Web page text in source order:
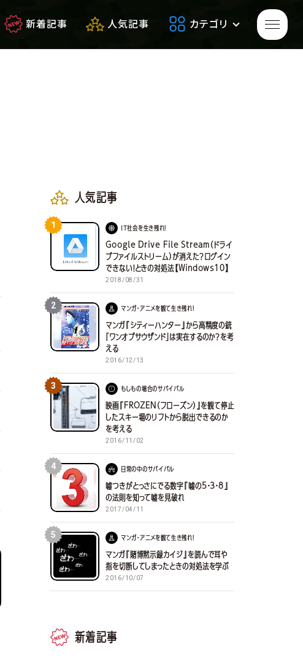
新着記事 人気記事 カテゴリ
サバゲーフィールドレビュー
人気記事
1 IT社会を生き残れ！
Google Drive File Stream（ドライ
ブファイルストリーム）が消えた？ログイン
できない！ときの対処法【Windows10】
2018/08/31
2 マンガ・アニメを観て生き残れ！
マンガ『シティーハンター』から高精度の銃
「ワンオブサウザンド」は実在するのか？を考
える
2016/12/13
3 もしもの場合のサバイバル
映画『FROZEN（フローズン）』を観て停止
したスキー場のリフトから脱出できるのか
を考える
2016/11/02
4 日常の中のサバイバル
嘘つきがとっさにでる数字『嘘の5・3・8』
の法則を知って嘘を見破れ
2017/04/11
5 マンガ・アニメを観て生き残れ！
マンガ『賭博黙示録カイジ』を読んで耳や
指を切断してしまったときの対処法を学ぶ
2016/10/07
新着記事